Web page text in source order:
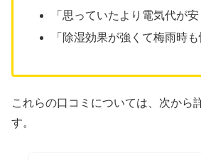
「思っていたより電気代が安
「除湿効果が強くて梅雨時も
これらの口コミについては、次から
す。